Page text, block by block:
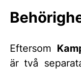
Eftersom
är två